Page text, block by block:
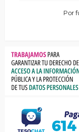
Por